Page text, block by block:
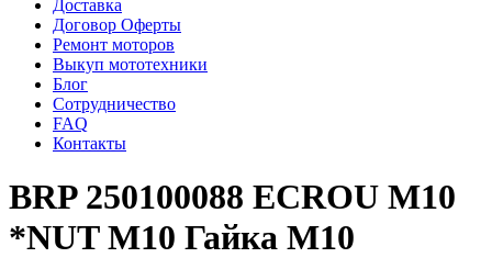
Доставка
Договор Оферты
Ремонт моторов
Выкуп мототехники
Блог
Сотрудничество
FAQ
Контакты
BRP 250100088 ECROU M10
*NUT M10 Гайка M10